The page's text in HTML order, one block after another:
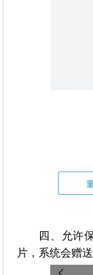
四、允许
片，系统会赠